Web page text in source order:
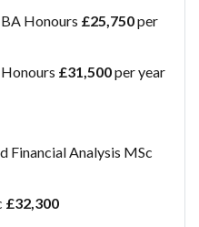
Honours £25,750per
£31,500per year
Financial Analysis MSc
£32,300